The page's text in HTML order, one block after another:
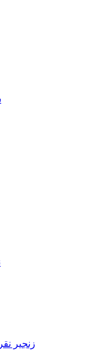
زنجیر